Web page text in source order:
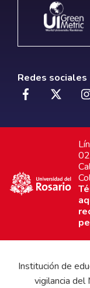
Redes sociales
Institución de
vigilancia del